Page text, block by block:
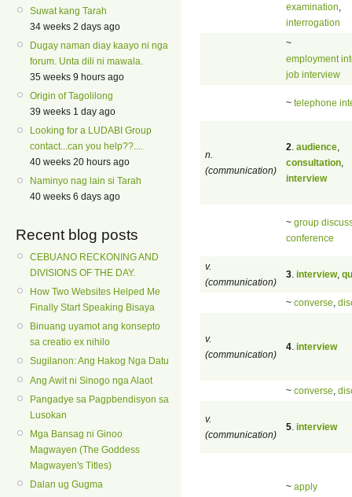
Suwat kang Tarah
34 weeks 2 days ago
Dugay naman diay kaayo ni nga
forum. Unta dili ni mawala.
35 weeks 9 hours ago
Origin of Tagolilong
39 weeks 1 day ago
Looking for a LUDABI Group
contact...can you help??....
40 weeks 20 hours ago
Naminyo nag lain si Tarah
40 weeks 6 days ago
Recent blog posts
CEBUANO RECKONING AND
DIVISIONS OF THE DAY.
How Two Websites Helped Me
Finally Start Speaking Bisaya
Binuang uyamot ang konsepto
sa creatio ex nihilo
Sugilanon: Ang Hakog Nga Datu
Ang Awit ni Sinogo nga Alaot
Pangadye sa Pagpbendisyon sa
Lusokan
Mga Bansag ni Ginoo
Magwayen (The Goddess
Magwayen's Titles)
Dalan ug Gugma
examination
interrogation
~
employment
job interview
~ telephone
n.
(communication)
2 audience
consultation
interview
~ group
conference
v.
(communication)
3 interview,
~ converse
v.
(communication)
4 interview
~ converse
v.
(communication)
5 interview
~ apply